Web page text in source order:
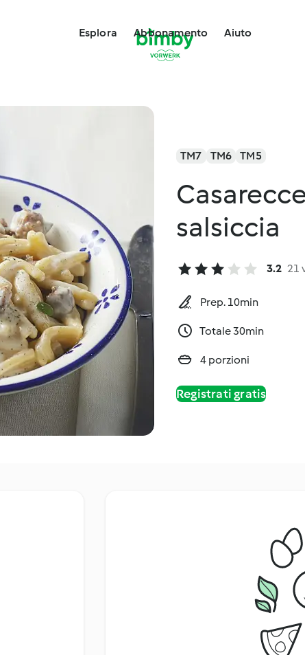
Esplora Abbonamento Aiuto
TM7 TM6 TM5
salsiccia
3.2 21
Prep. 10min
Totale 30min
4 porzioni
Registrati gratis